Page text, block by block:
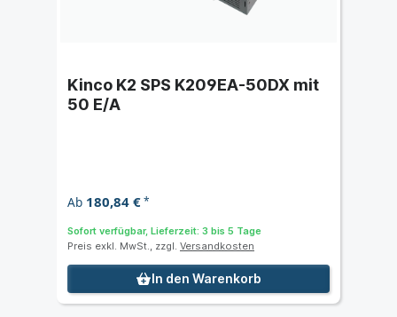
Kinco K2 SPS K209EA-50DX mit
50 E/A
Ab 180,84 €*
Sofort verfügbar, Lieferzeit: 3 bis 5 Tage
Preis exkl. MwSt., zzgl. Versandkosten
In den Warenkorb